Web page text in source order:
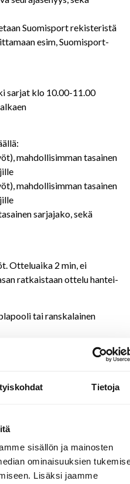
Tietoja
sisällön ja mainosten
ominaisuuksien
Lisäksi jaamme
Suomisport rekisteristä
esim, Suomisport-
sarjat klo 10.00-11.00
mahdollisimman tasainen
mahdollisimman tasainen
sarjajako, sekä
Otteluaika 2 min, ei
ratkaistaan ottelu hantei-
tai ranskalainen
2.11.2022
2.11.2022
tilille
vapaa
5.-6.11.2022